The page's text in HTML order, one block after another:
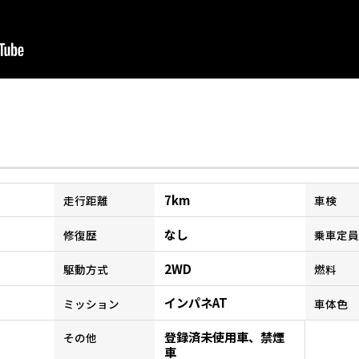
走行距離 7km 車検
修復歴 なし 乗車定員
駆動方式 2WD 燃料
ミッション インパネAT 車体色
その他
登録済未使用車、禁煙
車